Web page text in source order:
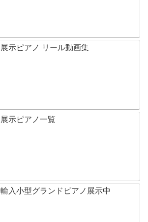
展示ピアノ リール動画集
展示ピアノ一覧
輸入小型グランドピアノ展示中